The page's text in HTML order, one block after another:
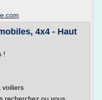
4x4 - Haut
!
voiliers